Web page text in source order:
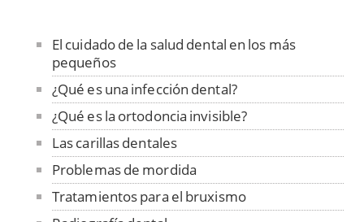
El cuidado de la salud dental en los más
pequeños
¿Qué es una infección dental?
¿Qué es la ortodoncia invisible?
Las carillas dentales
Problemas de mordida
Tratamientos para el bruxismo